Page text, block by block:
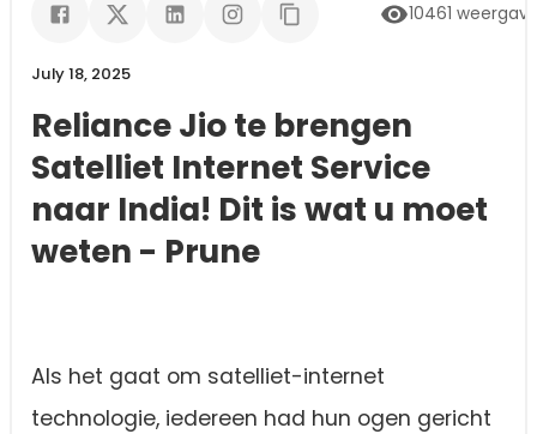
10461
July 18, 2025
Reliance Jio te brengen
Satelliet Internet Service
naar India! Dit is wat u moet
weten - Prune
Als het gaat om satelliet-internet
technologie, iedereen had hun ogen gericht